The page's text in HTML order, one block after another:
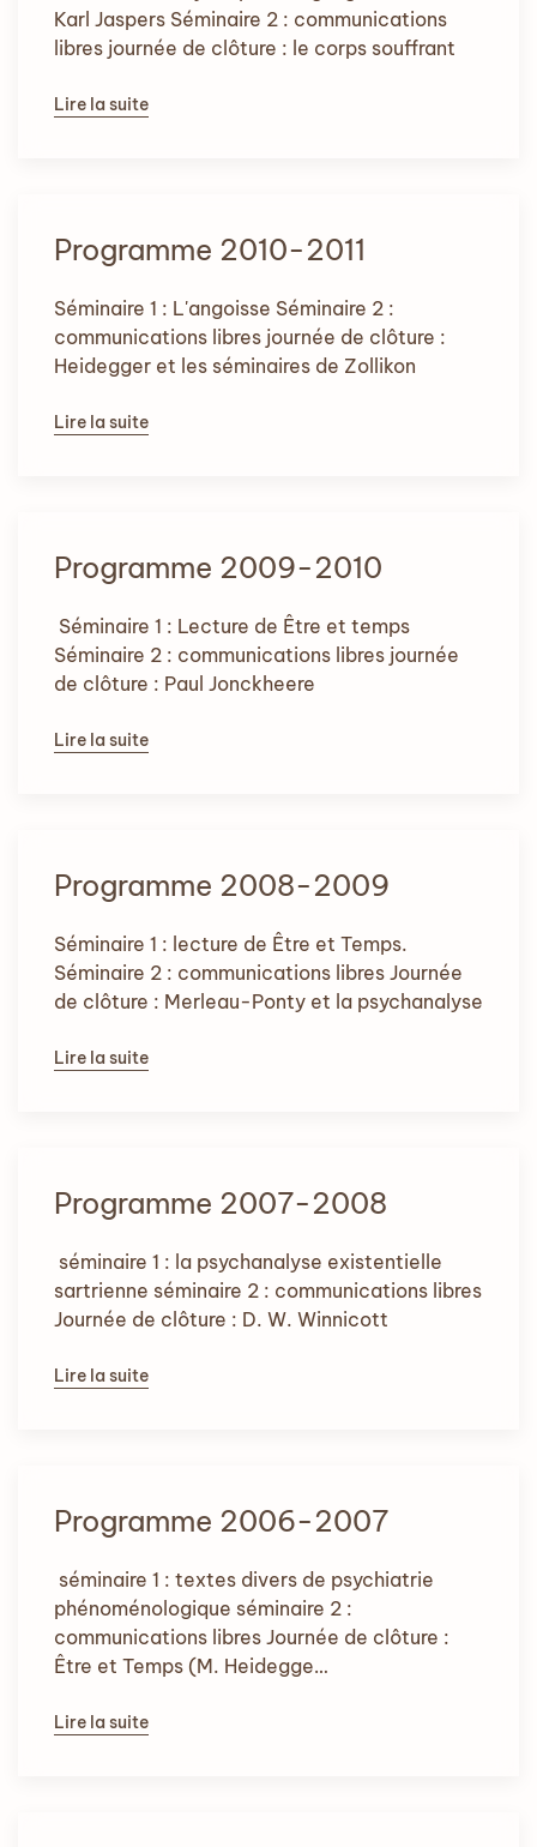
Karl Jaspers Séminaire 2 : communications
libres journée de clôture : le corps souffrant
Lire la suite
Programme 2010-2011
Séminaire 1 : L'angoisse Séminaire 2 :
communications libres journée de clôture :
Heidegger et les séminaires de Zollikon
Lire la suite
Programme 2009-2010
Séminaire 1 : Lecture de Être et temps
Séminaire 2 : communications libres journée
de clôture : Paul Jonckheere
Lire la suite
Programme 2008-2009
Séminaire 1 : lecture de Être et Temps.
Séminaire 2 : communications libres Journée
de clôture : Merleau-Ponty et la psychanalyse
Lire la suite
Programme 2007-2008
séminaire 1 : la psychanalyse existentielle
sartrienne séminaire 2 : communications libres
Journée de clôture : D. W. Winnicott
Lire la suite
Programme 2006-2007
séminaire 1 : textes divers de psychiatrie
phénoménologique séminaire 2 :
communications libres Journée de clôture :
Être et Temps (M. Heidegge…
Lire la suite